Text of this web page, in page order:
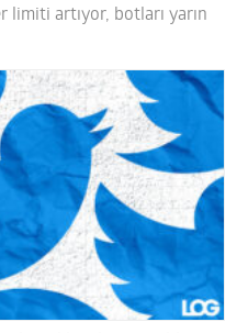
limiti artıyor, botları yarın